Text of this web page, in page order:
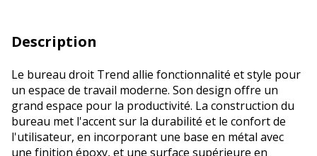
Description
Le bureau droit Trend allie fonctionnalité et style pour
un espace de travail moderne. Son design offre un
grand espace pour la productivité. La construction du
bureau met l'accent sur la durabilité et le confort de
l'utilisateur, en incorporant une base en métal avec
une finition époxy, et une surface supérieure en